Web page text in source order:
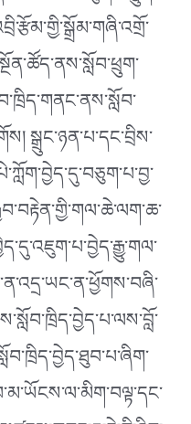
སྒྲུང་ཉན་པ་དང་བྲིས་